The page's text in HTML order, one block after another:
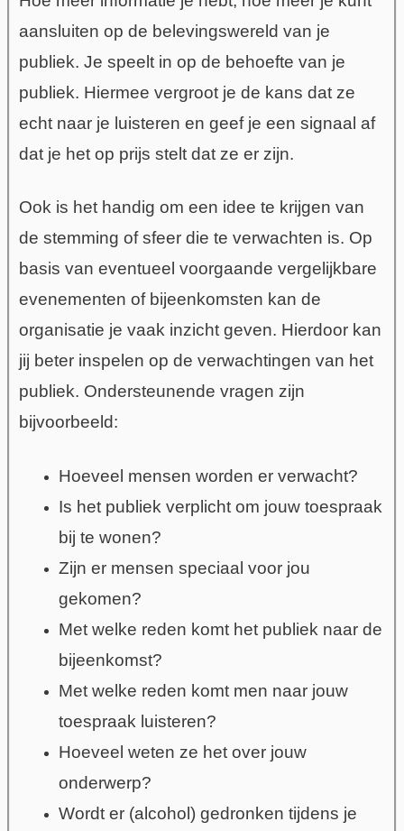
aansluiten op de belevingswereld van je
publiek. Je speelt in op de behoefte van je
publiek. Hiermee vergroot je de kans dat ze
echt naar je luisteren en geef je een signaal af
dat je het op prijs stelt dat ze er zijn.
Ook is het handig om een idee te krijgen van
de stemming of sfeer die te verwachten is. Op
basis van eventueel voorgaande vergelijkbare
evenementen of bijeenkomsten kan de
organisatie je vaak inzicht geven. Hierdoor kan
jij beter inspelen op de verwachtingen van het
publiek. Ondersteunende vragen zijn
bijvoorbeeld:
Hoeveel mensen worden er verwacht?
Is het publiek verplicht om jouw toespraak
bij te wonen?
Zijn er mensen speciaal voor jou
gekomen?
Met welke reden komt het publiek naar de
bijeenkomst?
Met welke reden komt men naar jouw
toespraak luisteren?
Hoeveel weten ze het over jouw
onderwerp?
Wordt er (alcohol) gedronken tijdens je